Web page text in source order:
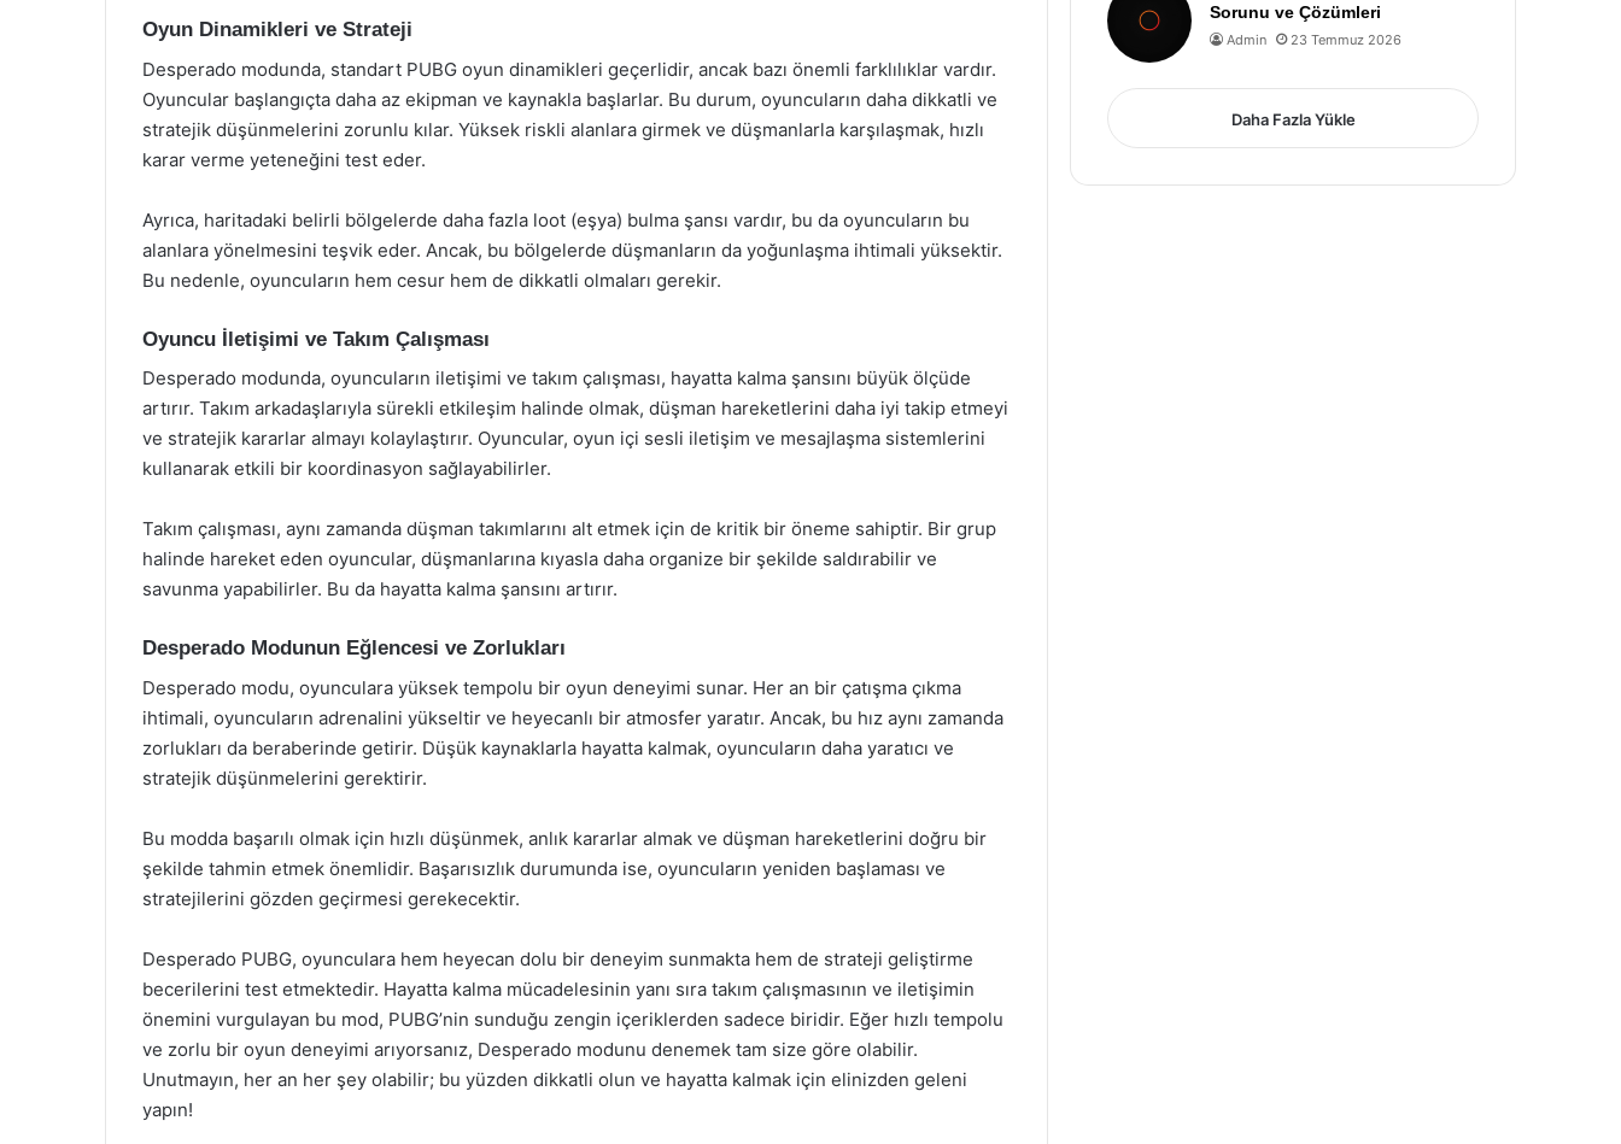
Oyun Dinamikleri ve Strateji
Desperado modunda, standart PUBG oyun dinamikleri geçerlidir, ancak bazı önemli farklılıklar vardır.
Oyuncular başlangıçta daha az ekipman ve kaynakla başlarlar. Bu durum, oyuncuların daha dikkatli ve
stratejik düşünmelerini zorunlu kılar. Yüksek riskli alanlara girmek ve düşmanlarla karşılaşmak, hızlı
karar verme yeteneğini test eder.
Ayrıca, haritadaki belirli bölgelerde daha fazla loot (eşya) bulma şansı vardır, bu da oyuncuların bu
alanlara yönelmesini teşvik eder. Ancak, bu bölgelerde düşmanların da yoğunlaşma ihtimali yüksektir.
Bu nedenle, oyuncuların hem cesur hem de dikkatli olmaları gerekir.
Oyuncu İletişimi ve Takım Çalışması
Desperado modunda, oyuncuların iletişimi ve takım çalışması, hayatta kalma şansını büyük ölçüde
artırır. Takım arkadaşlarıyla sürekli etkileşim halinde olmak, düşman hareketlerini daha iyi takip etmeyi
ve stratejik kararlar almayı kolaylaştırır. Oyuncular, oyun içi sesli iletişim ve mesajlaşma sistemlerini
kullanarak etkili bir koordinasyon sağlayabilirler.
Takım çalışması, aynı zamanda düşman takımlarını alt etmek için de kritik bir öneme sahiptir. Bir grup
halinde hareket eden oyuncular, düşmanlarına kıyasla daha organize bir şekilde saldırabilir ve
savunma yapabilirler. Bu da hayatta kalma şansını artırır.
Desperado Modunun Eğlencesi ve Zorlukları
Desperado modu, oyunculara yüksek tempolu bir oyun deneyimi sunar. Her an bir çatışma çıkma
ihtimali, oyuncuların adrenalini yükseltir ve heyecanlı bir atmosfer yaratır. Ancak, bu hız aynı zamanda
zorlukları da beraberinde getirir. Düşük kaynaklarla hayatta kalmak, oyuncuların daha yaratıcı ve
stratejik düşünmelerini gerektirir.
Bu modda başarılı olmak için hızlı düşünmek, anlık kararlar almak ve düşman hareketlerini doğru bir
şekilde tahmin etmek önemlidir. Başarısızlık durumunda ise, oyuncuların yeniden başlaması ve
stratejilerini gözden geçirmesi gerekecektir.
Desperado PUBG, oyunculara hem heyecan dolu bir deneyim sunmakta hem de strateji geliştirme
becerilerini test etmektedir. Hayatta kalma mücadelesinin yanı sıra takım çalışmasının ve iletişimin
önemini vurgulayan bu mod, PUBG’nin sunduğu zengin içeriklerden sadece biridir. Eğer hızlı tempolu
ve zorlu bir oyun deneyimi arıyorsanız, Desperado modunu denemek tam size göre olabilir.
Unutmayın, her an her şey olabilir; bu yüzden dikkatli olun ve hayatta kalmak için elinizden geleni
yapın!
Sorunu ve Çözümleri
Admin 23 Temmuz 2026
Daha Fazla Yükle